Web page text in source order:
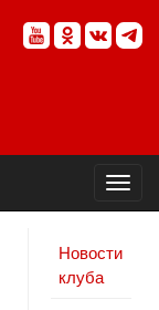
Новости
клуба